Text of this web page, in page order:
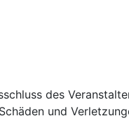
des
und